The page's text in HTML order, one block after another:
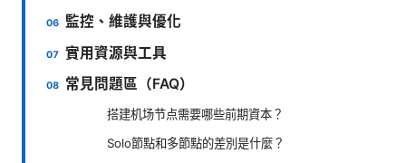
監控、維護與優化
實用資源與工具
常見問題區（FAQ）
搭建机场节点需要哪些前期資本？
Solo節點和多節點的差別是什麼？